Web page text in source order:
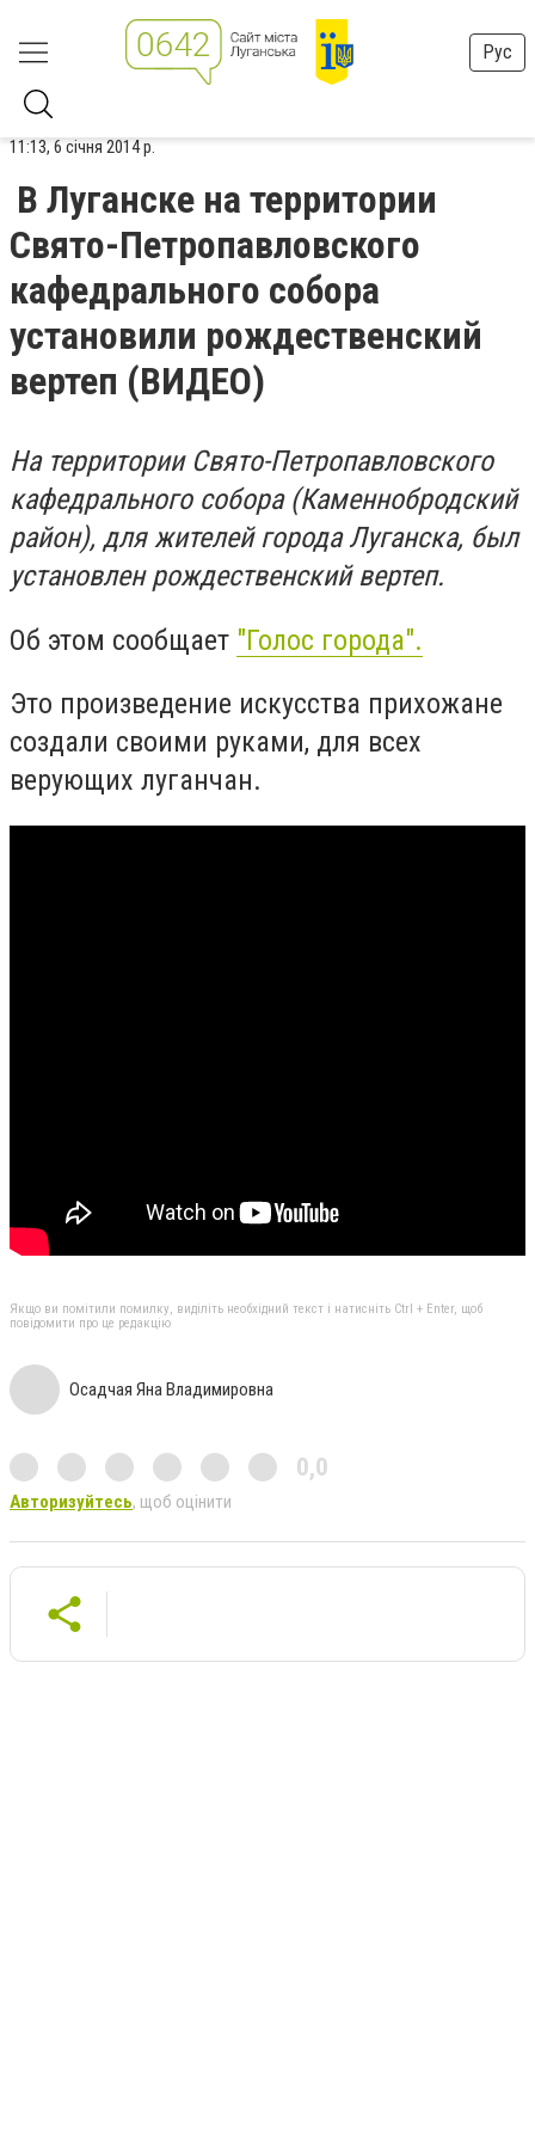
Рус
11:13, 6 січня 2014 р.
В Луганске на территории
Свято-Петропавловского
кафедрального собора
установили рождественский
вертеп (ВИДЕО)
На территории Свято-Петропавловского
кафедрального собора (Каменнобродский
район), для жителей города Луганска, был
установлен рождественский вертеп.
Об этом сообщает "Голос города".
Это произведение искусства прихожане
создали своими руками, для всех
верующих луганчан.
Якщо ви помітили помилку, виділіть необхідний текст і натисніть Ctrl + Enter, щоб
повідомити про це редакцію
Осадчая Яна Владимировна
0,0
Авторизуйтесь, щоб оцінити